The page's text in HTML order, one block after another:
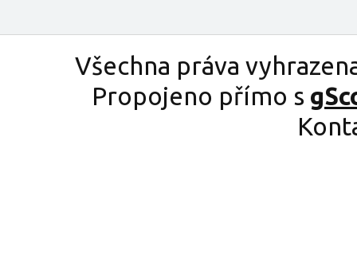
Všechna práva
Propojeno přímo s